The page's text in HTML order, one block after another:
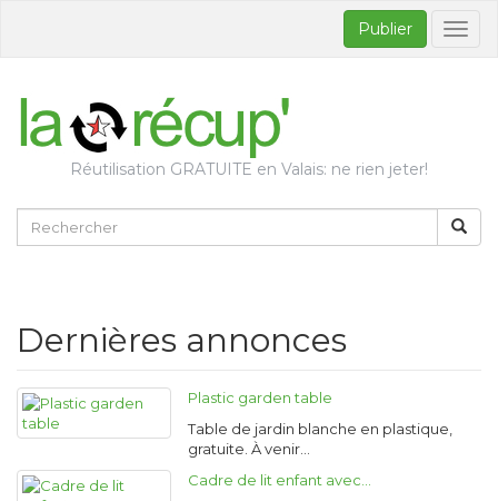
Publier
Réutilisation GRATUITE en Valais: ne rien jeter!
Dernières annonces
Plastic garden table
Table de jardin blanche en plastique,
gratuite. À venir…
Cadre de lit enfant avec…